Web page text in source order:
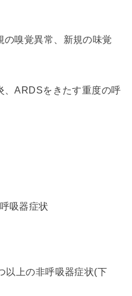
の嗅覚異常、新規の味覚
、ARDSをきたす重度の呼
吸器症状
以上の非呼吸器症状(下